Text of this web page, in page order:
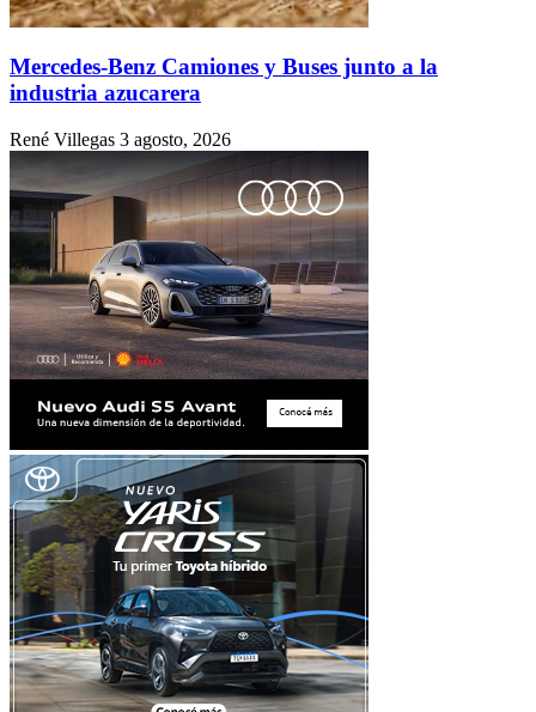
Mercedes-Benz Camiones y Buses junto a la
industria azucarera
René Villegas 3 agosto, 2026